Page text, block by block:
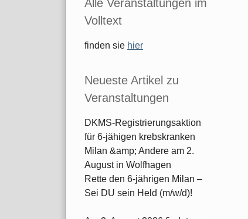
Alle Veranstaltungen im
Volltext
finden sie hier
Neueste Artikel zu
Veranstaltungen
DKMS-Registrierungsaktion
für 6-jähigen krebskranken
Milan &amp; Andere am 2.
August in Wolfhagen
Rette den 6-jährigen Milan –
Sei DU sein Held (m/w/d)!